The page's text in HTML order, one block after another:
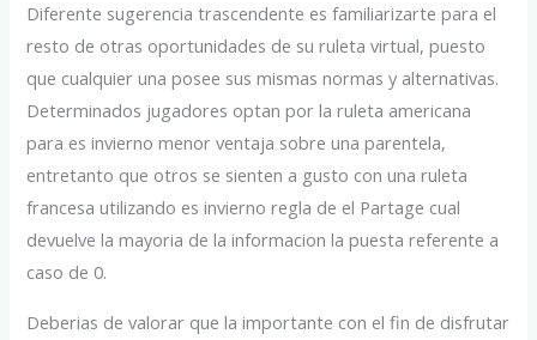
Diferente sugerencia trascendente es familiarizarte para el
resto de otras oportunidades de su ruleta virtual, puesto
que cualquier una posee sus mismas normas y alternativas.
Determinados jugadores optan por la ruleta americana
para es invierno menor ventaja sobre una parentela,
entretanto que otros se sienten a gusto con una ruleta
francesa utilizando es invierno regla de el Partage cual
devuelve la mayoria de la informacion la puesta referente a
caso de 0.
Deberias de valorar que la importante con el fin de disfrutar